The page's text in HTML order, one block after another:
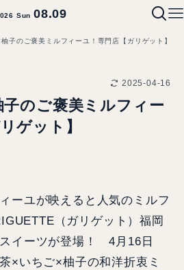
Sun08.09
子のご褒美ミルフィーユ！専門店【ガリゲット】
2025-04-16
のご褒美ミルフィー
ゲット】
ーユが映えると人気のミルフ
（ガリゲット）福岡
イーツが登場！ 4月16日
×いちご×柚子の和洋折衷ミ